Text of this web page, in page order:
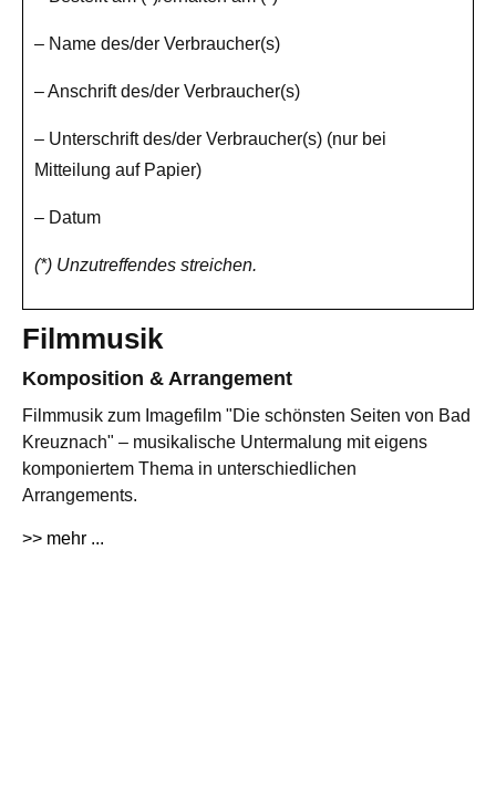
– Name des/der Verbraucher(s)
– Anschrift des/der Verbraucher(s)
– Unterschrift des/der Verbraucher(s) (nur bei
Mitteilung auf Papier)
– Datum
(*) Unzutreffendes streichen.
Filmmusik
Komposition & Arrangement
Filmmusik zum Imagefilm "Die schönsten Seiten von Bad
Kreuznach" – musikalische Untermalung mit eigens
komponiertem Thema in unterschiedlichen
Arrangements.
>> mehr ...